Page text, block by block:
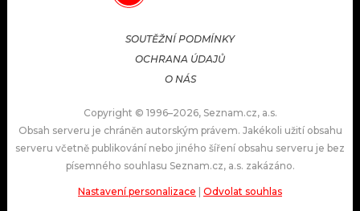
SOUTĚŽNÍ PODMÍNKY
OCHRANA ÚDAJŮ
O NÁS
Copyright © 1996–2026, Seznam.cz, a.s.
Obsah serveru je chráněn autorským právem. Jakékoli užití obsahu
serveru včetně publikování nebo jiného šíření obsahu serveru je bez
písemného souhlasu Seznam.cz, a.s. zakázáno.
Nastavení personalizace Odvolat souhlas